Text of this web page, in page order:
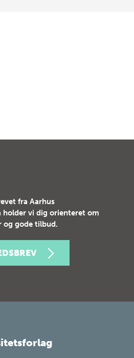
fra Aarhus
holder vi dig orienteret om
og gode tilbud.